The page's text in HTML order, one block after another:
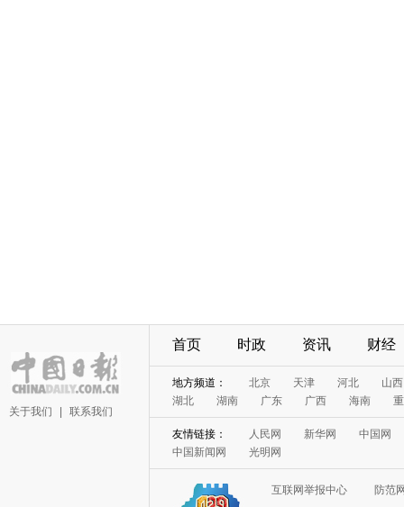
关于我们 联系我们
首页 时政 资讯 财经
地方频道： 北京 天津 河北
山西
湖北
湖南 广东 广西 海南
友情链接： 人民网 新华网
中国网
中国新闻网
光明网
互联网举报中心
防范